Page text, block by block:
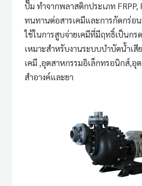
ปั๊ม ทำจากพลาสติกประเภท FRPP,
ทนทานต่อสารเคมีและการกัดกร่อ
ใช้ในการสูบจ่ายเคมีที่มีฤทธิ์เป็นกร
เหมาะสำหรับงานระบบบำบัดน้ำเสี
เคมี ,อุตสาหกรรมอิเล็กทรอนิกส์,อุ
สำอางค์และยา